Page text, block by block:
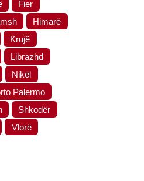
Fier
Himarë
Krujë
Librazhd
Nikël
Palermo
Shkodër
Vlorë